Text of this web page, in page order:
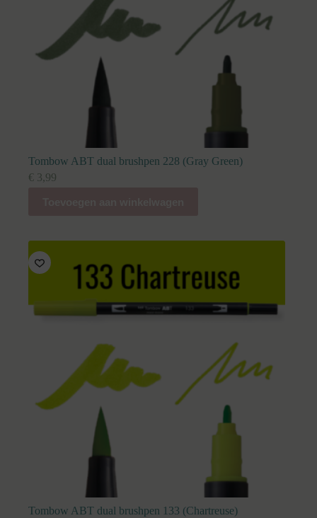
Tombow ABT dual brushpen 228 (Gray Green)
€ 3,99
Tombow ABT dual brushpen 133 (Chartreuse)